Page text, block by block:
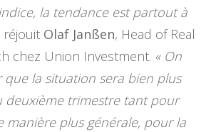
la tendance est partout à
Olaf Janßen, Head of Real
chez Union Investment. « On
la situation sera bien plus
deuxième trimestre tant pour
manière plus générale, pour la